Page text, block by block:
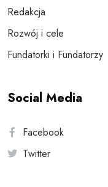
Redakcja
Rozwój i cele
Fundatorki i Fundatorzy
Social Media
Facebook
Twitter